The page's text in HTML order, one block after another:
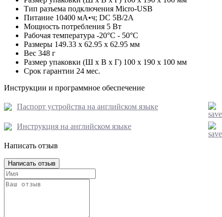
Тип разъема подключения Micro-USB
Питание 10400 мА•ч; DC 5В/2A
Мощность потребления 5 Вт
Рабочая температура -20°C - 50°C
Размеры 149.33 x 62.95 x 62.95 мм
Вес 348 г
Размер упаковки (Ш х В х Г) 100 x 190 x 100 мм
Срок гарантии 24 мес.
Инструкции и программное обеспечение
Паспорт устройства на английском языке
Инструкция на английском языке
Написать отзыв
Написать отзыв